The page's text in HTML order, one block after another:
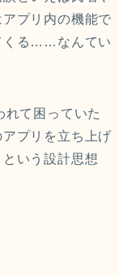
プリ内の機能で
くる……なんてい
て困っていた
プリを立ち上げ
いう設計思想